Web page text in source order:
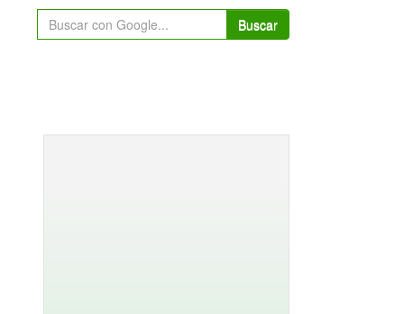
Buscar